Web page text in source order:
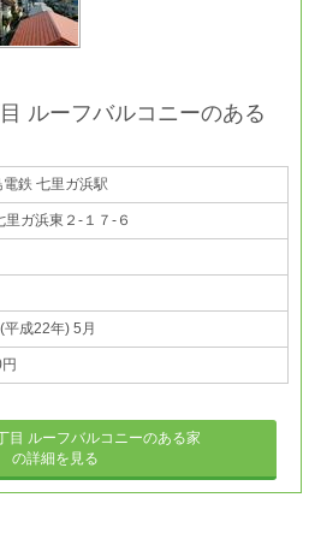
ルーフバルコニーのある
鉄 七里ガ浜駅
里ガ浜東２-１７-６
成22年) 5月
目 ルーフバルコニーのある家
の詳細を見る